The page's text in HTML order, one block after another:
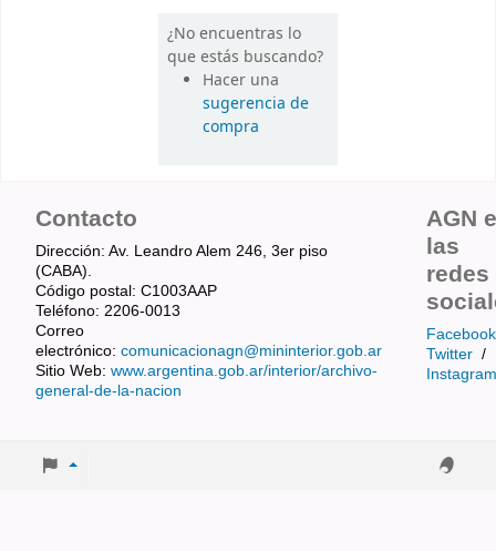
¿No encuentras lo
que estás buscando?
Hacer una
sugerencia de
compra
Contacto
Dirección: Av. Leandro Alem 246, 3er piso
(CABA).
Código postal: C1003AAP
Teléfono: 2206-0013
Correo
electrónico: comunicacionagn@mininterior.gob.ar
Sitio Web: www.argentina.gob.ar/interior/archivo-
general-de-la-nacion
AGN
las
redes
Facebook
Twitter /
Instagram